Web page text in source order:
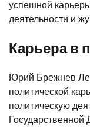
успешной
деятельности и
Карьера в
Юрий Брежнев
политической
политическую